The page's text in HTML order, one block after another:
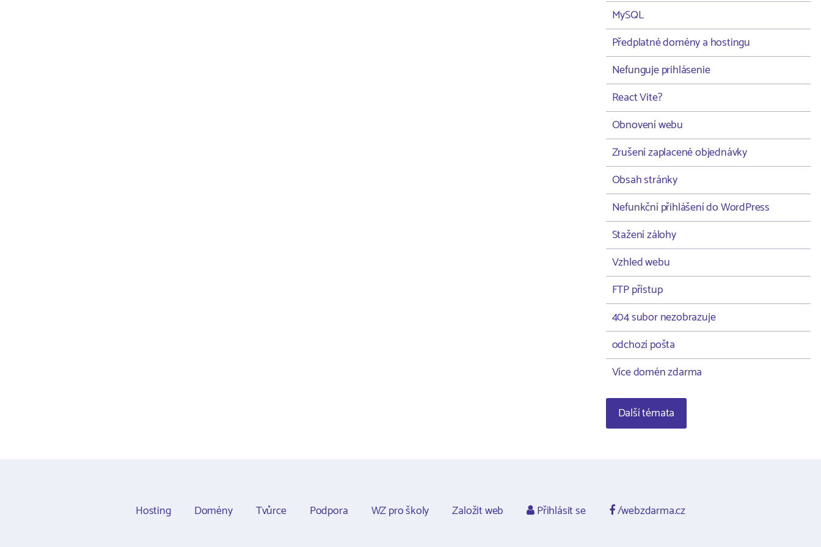
MySQL
Předplatné domény a hostingu
Nefunguje prihlásenie
React Vite?
Obnovení webu
Zrušení zaplacené objednávky
Obsah stránky
Nefunkční přihlášení do WordPress
Stažení zálohy
Vzhled webu
FTP přístup
404 subor nezobrazuje
odchozí pošta
Více domén zdarma
Další témata
Hosting Domény Tvůrce Podpora WZ pro školy Založit web Přihlásit se /webzdarma.cz